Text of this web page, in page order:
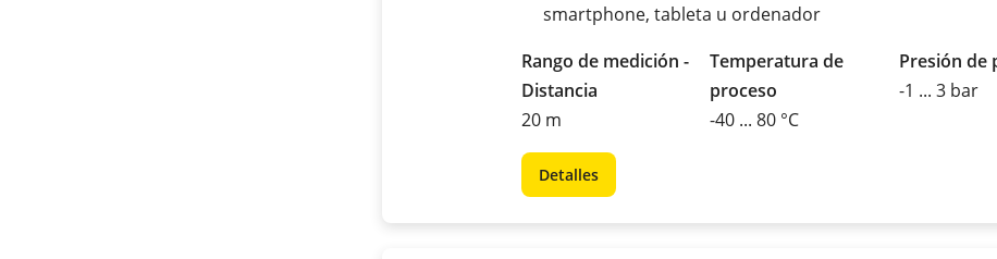
smartphone, tableta u ordenador
Rango de medición -
Distancia
20 m
Temperatura de
proceso
-40 ... 80 °C
Presión de
-1 ... 3 bar
Detalles